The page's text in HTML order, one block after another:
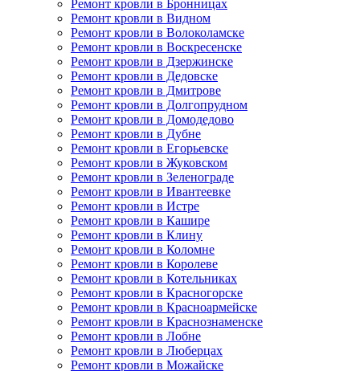
Ремонт кровли в Бронницах
Ремонт кровли в Видном
Ремонт кровли в Волоколамске
Ремонт кровли в Воскресенске
Ремонт кровли в Дзержинске
Ремонт кровли в Дедовске
Ремонт кровли в Дмитрове
Ремонт кровли в Долгопрудном
Ремонт кровли в Домодедово
Ремонт кровли в Дубне
Ремонт кровли в Егорьевске
Ремонт кровли в Жуковском
Ремонт кровли в Зеленограде
Ремонт кровли в Ивантеевке
Ремонт кровли в Истре
Ремонт кровли в Кашире
Ремонт кровли в Клину
Ремонт кровли в Коломне
Ремонт кровли в Королеве
Ремонт кровли в Котельниках
Ремонт кровли в Красногорске
Ремонт кровли в Красноармейске
Ремонт кровли в Краснознаменске
Ремонт кровли в Лобне
Ремонт кровли в Люберцах
Ремонт кровли в Можайске